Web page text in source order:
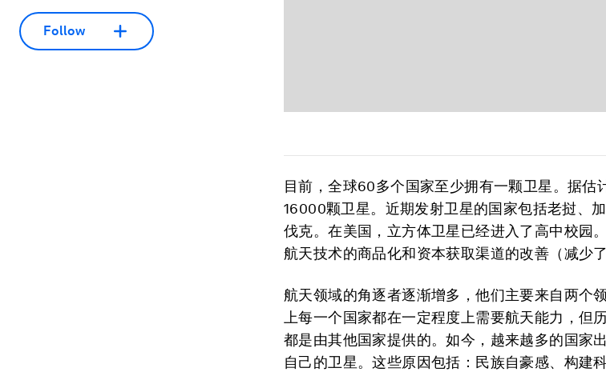
Follow
目前，全球60多个国家至少拥有一颗卫星。据估
16000颗卫星。近期发射卫星的国家包括老挝、
伐克。在美国，立方体卫星已经进入了高中校园
航天技术的商品化和资本获取渠道的改善（减少
航天领域的角逐者逐渐增多，他们主要来自两个
上每一个国家都在一定程度上需要航天能力，但
都是由其他国家提供的。如今，越来越多的国家
自己的卫星。这些原因包括：民族自豪感、构建